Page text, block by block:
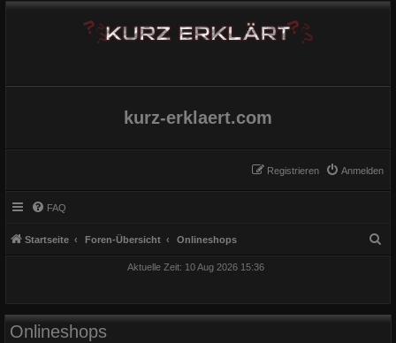
kurz-erklaert.com
Anmelden
Registrieren
FAQ
Startseite Foren-Übersicht Onlineshops
Aktuelle Zeit: 10 Aug 2026 15:36
Onlineshops